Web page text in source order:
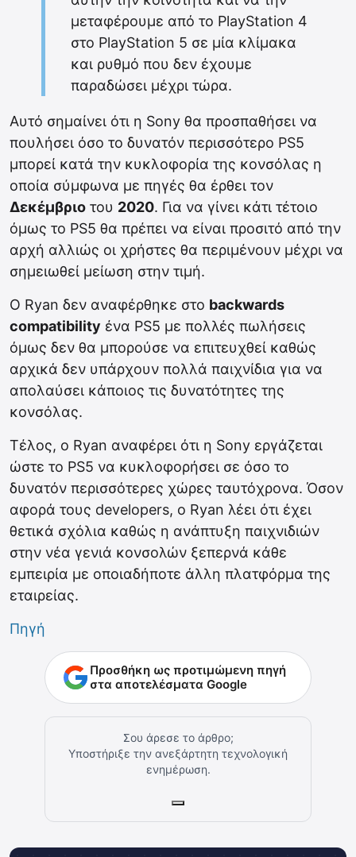
μεταφέρουμε από το PlayStation 4
στο PlayStation 5 σε μία κλίμακα
και ρυθμό που δεν έχουμε
παραδώσει μέχρι τώρα.
Αυτό σημαίνει ότι η Sony θα προσπαθήσει να
πουλήσει όσο το δυνατόν περισσότερο PS5
μπορεί κατά την κυκλοφορία της κονσόλας η
οποία σύμφωνα με πηγές θα έρθει τον
Δεκέμβριο του 2020. Για να γίνει κάτι τέτοιο
όμως το PS5 θα πρέπει να είναι προσιτό από την
αρχή αλλιώς οι χρήστες θα περιμένουν μέχρι να
σημειωθεί μείωση στην τιμή.
Ο Ryan δεν αναφέρθηκε στο backwards
compatibility ένα PS5 με πολλές πωλήσεις
όμως δεν θα μπορούσε να επιτευχθεί καθώς
αρχικά δεν υπάρχουν πολλά παιχνίδια για να
απολαύσει κάποιος τις δυνατότητες της
κονσόλας.
Τέλος, ο Ryan αναφέρει ότι η Sony εργάζεται
ώστε το PS5 να κυκλοφορήσει σε όσο το
δυνατόν περισσότερες χώρες ταυτόχρονα. Όσον
αφορά τους developers, ο Ryan λέει ότι έχει
θετικά σχόλια καθώς η ανάπτυξη παιχνιδιών
στην νέα γενιά κονσολών ξεπερνά κάθε
εμπειρία με οποιαδήποτε άλλη πλατφόρμα της
εταιρείας.
Πηγή
Προσθήκη ως προτιμώμενη πηγή
στα αποτελέσματα Google
Σου άρεσε το άρθρο;
Υποστήριξε την ανεξάρτητη τεχνολογική
ενημέρωση.